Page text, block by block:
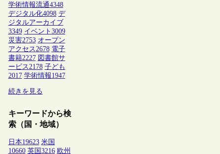
学術情報流通4348
デジタル化4098 デ
ジタルアーカイブ
3349 イベント 3009
災害2753 オープン
アクセス 2678 電子
書籍2227 図書館サ
ービス 2178 子ども
2017 学術情報1947
続きを見る
キーワードから検
索（国・地域）
日本19623 米国
10660 英国 3216 欧州